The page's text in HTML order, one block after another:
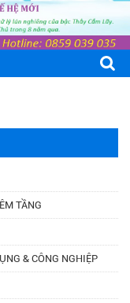
TẦNG
& CÔNG NGHIỆP